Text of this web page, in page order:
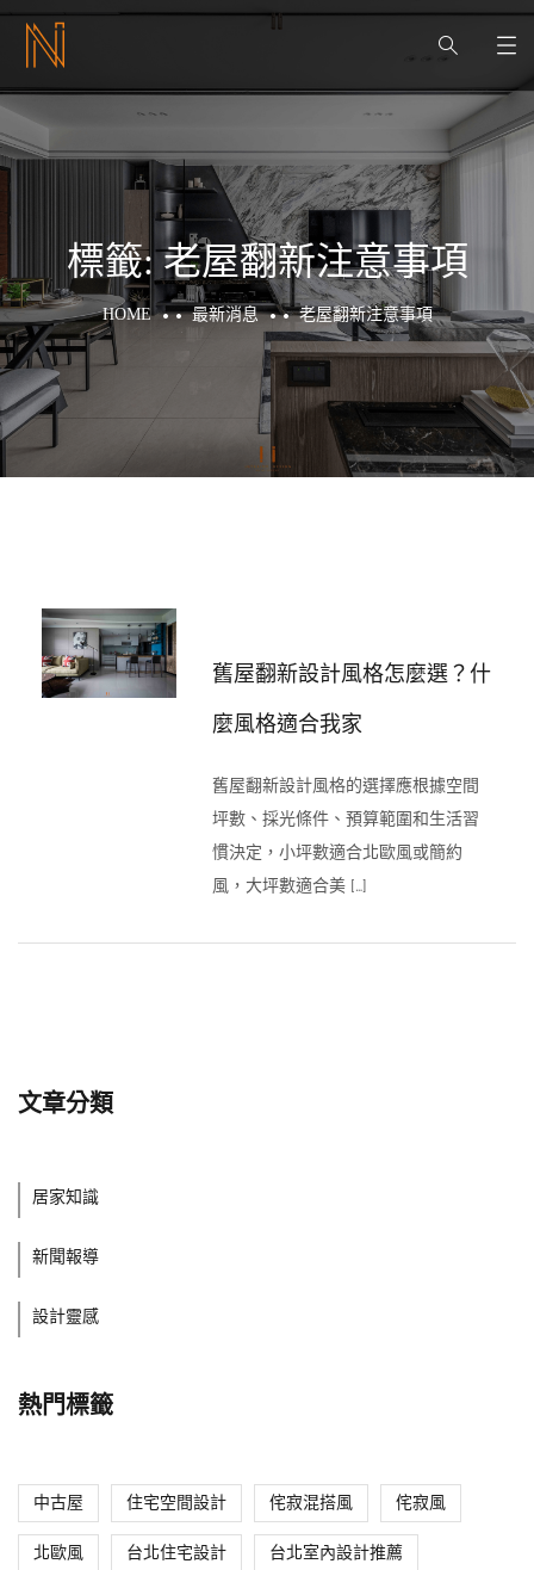
標籤:老屋翻新注意事項
HOME 最新消息 老屋翻新注意事項
舊屋翻新設計風格怎麼選？什
麼風格適合我家
舊屋翻新設計風格的選擇應根據空間
坪數、採光條件、預算範圍和生活習
慣決定，小坪數適合北歐風或簡約
風，大坪數適合美 […]
文章分類
居家知識
新聞報導
設計靈感
熱門標籤
中古屋 住宅空間設計 侘寂混搭風 侘寂風
北歐風 台北住宅設計 台北室內設計推薦